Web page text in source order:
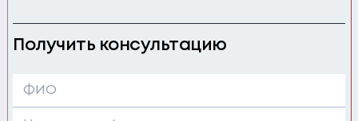
Получить консультацию